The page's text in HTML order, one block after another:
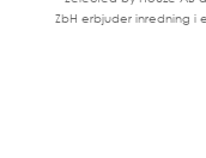
ZbH erbjuder inredning i